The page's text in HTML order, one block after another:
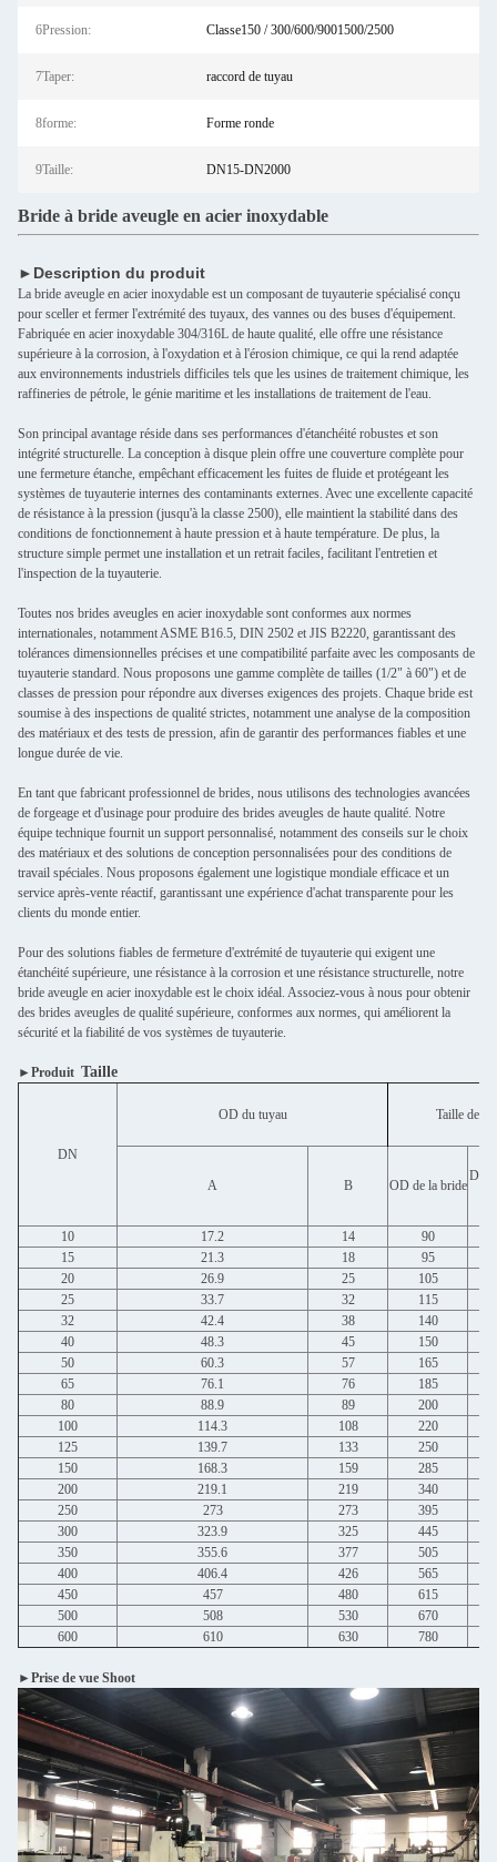
6Pression: Classe150 / 300/600/9001500/2500
7Taper: raccord de tuyau
8forme: Forme ronde
9Taille: DN15-DN2000
Bride à bride aveugle en acier inoxydable
►Description du produit
La bride aveugle en acier inoxydable est un composant de tuyauterie spécialisé conçu
pour sceller et fermer l'extrémité des tuyaux, des vannes ou des buses d'équipement.
Fabriquée en acier inoxydable 304/316L de haute qualité, elle offre une résistance
supérieure à la corrosion, à l'oxydation et à l'érosion chimique, ce qui la rend adaptée
aux environnements industriels difficiles tels que les usines de traitement chimique, les
raffineries de pétrole, le génie maritime et les installations de traitement de l'eau.
Son principal avantage réside dans ses performances d'étanchéité robustes et son
intégrité structurelle. La conception à disque plein offre une couverture complète pour
une fermeture étanche, empêchant efficacement les fuites de fluide et protégeant les
systèmes de tuyauterie internes des contaminants externes. Avec une excellente capacité
de résistance à la pression (jusqu'à la classe 2500), elle maintient la stabilité dans des
conditions de fonctionnement à haute pression et à haute température. De plus, la
structure simple permet une installation et un retrait faciles, facilitant l'entretien et
l'inspection de la tuyauterie.
Toutes nos brides aveugles en acier inoxydable sont conformes aux normes
internationales, notamment ASME B16.5, DIN 2502 et JIS B2220, garantissant des
tolérances dimensionnelles précises et une compatibilité parfaite avec les composants de
tuyauterie standard. Nous proposons une gamme complète de tailles (1/2" à 60") et de
classes de pression pour répondre aux diverses exigences des projets. Chaque bride est
soumise à des inspections de qualité strictes, notamment une analyse de la composition
des matériaux et des tests de pression, afin de garantir des performances fiables et une
longue durée de vie.
En tant que fabricant professionnel de brides, nous utilisons des technologies avancées
de forgeage et d'usinage pour produire des brides aveugles de haute qualité. Notre
équipe technique fournit un support personnalisé, notamment des conseils sur le choix
des matériaux et des solutions de conception personnalisées pour des conditions de
travail spéciales. Nous proposons également une logistique mondiale efficace et un
service après-vente réactif, garantissant une expérience d'achat transparente pour les
clients du monde entier.
Pour des solutions fiables de fermeture d'extrémité de tuyauterie qui exigent une
étanchéité supérieure, une résistance à la corrosion et une résistance structurelle, notre
bride aveugle en acier inoxydable est le choix idéal. Associez-vous à nous pour obtenir
des brides aveugles de qualité supérieure, conformes aux normes, qui améliorent la
sécurité et la fiabilité de vos systèmes de tuyauterie.
►Produit Taille
DN
OD du tuyau Taille de
A B OD de la bride
10 17.2 14
90
15
21.3 18
95
20
26.9 25
105
25
33.7 32
115
32
42.4 38
140
40
48.3 45
150
50
60.3 57
165
65
76.1 76
185
80
88.9 89
200
100
114.3 108
220
125
139.7 133
250
150
168.3 159
285
200
219.1 219
340
250
273 273
395
300
323.9 325
445
350
355.6 377
505
400
406.4 426
565
450
457 480
615
500
508 530
670
600
610 630 780
►Prise de vue Shoot